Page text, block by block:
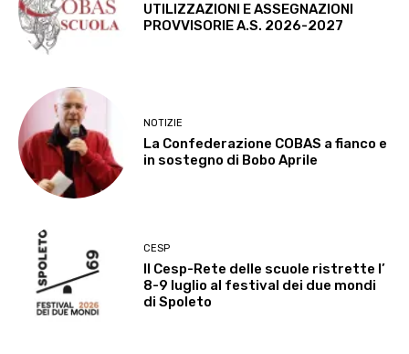
UTILIZZAZIONI E ASSEGNAZIONI
PROVVISORIE A.S. 2026-2027
NOTIZIE
La Confederazione COBAS a fianco e
in sostegno di Bobo Aprile
CESP
Il Cesp-Rete delle scuole ristrette l’
8-9 luglio al festival dei due mondi
di Spoleto